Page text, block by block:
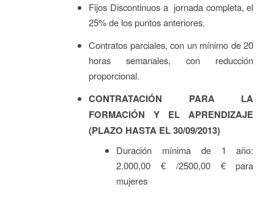
Fijos Discontinuos a jornada completa, el
25% de los puntos anteriores.
Contratos parciales, con un mínimo de 20
horas semanales, con reducción
proporcional.
CONTRATACIÓN PARA LA
FORMACIÓN Y EL APRENDIZAJE
(PLAZO HASTA EL 30/09/2013)
Duración mínima de 1 año:
2.000,00 € /2500,00 € para
mujeres